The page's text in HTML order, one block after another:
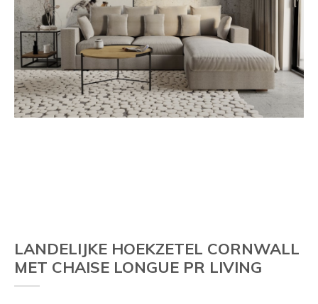
LANDELIJKE HOEKZETEL CORNWALL
MET CHAISE LONGUE PR LIVING